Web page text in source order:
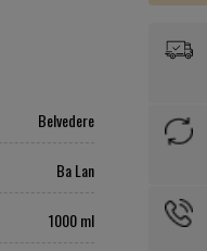
Belvedere
Ba Lan
1000 ml